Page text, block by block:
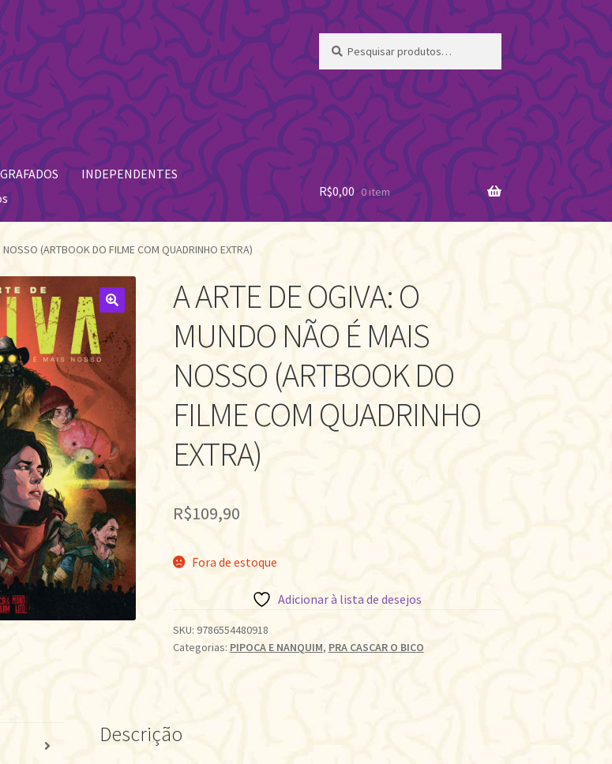
por:
INDEPENDENTES
R$0,00 0 item
(ARTBOOK DO FILME COM QUADRINHO EXTRA)
A ARTE DE OGIVA: O
MUNDO NÃO É MAIS
NOSSO (ARTBOOK DO
FILME COM QUADRINHO
EXTRA)
R$109,90
Fora de estoque
Adicionar à lista de desejos
SKU: 9786554480918
Categorias: PIPOCA E NANQUIM, PRA CASCAR O BICO
Descrição